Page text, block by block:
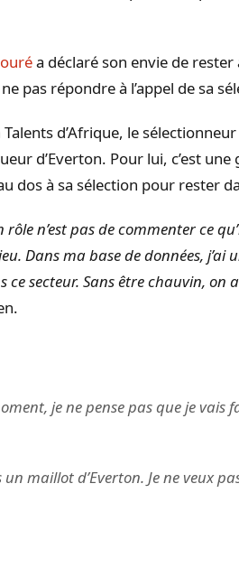
a déclaré son envie de rester
pas répondre à l’appel de sa
d’Afrique, le
d’Everton. Pour lui, c’est
dos à sa sélection pour rester
n’est pas de commenter ce
Dans ma base de données, j’ai
secteur. Sans être chauvin, on
je ne pense pas que je vais
maillot d’Everton. Je ne veux